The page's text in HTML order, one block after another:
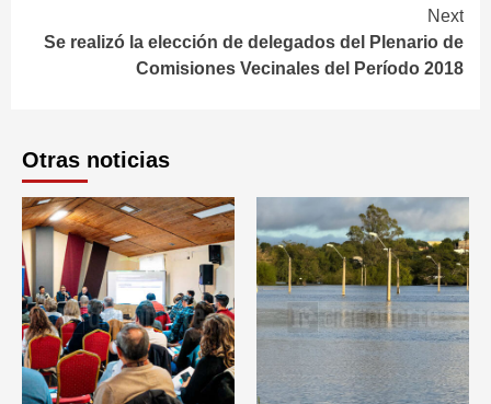
Next
Se realizó la elección de delegados del Plenario de
Comisiones Vecinales del Período 2018
Otras noticias